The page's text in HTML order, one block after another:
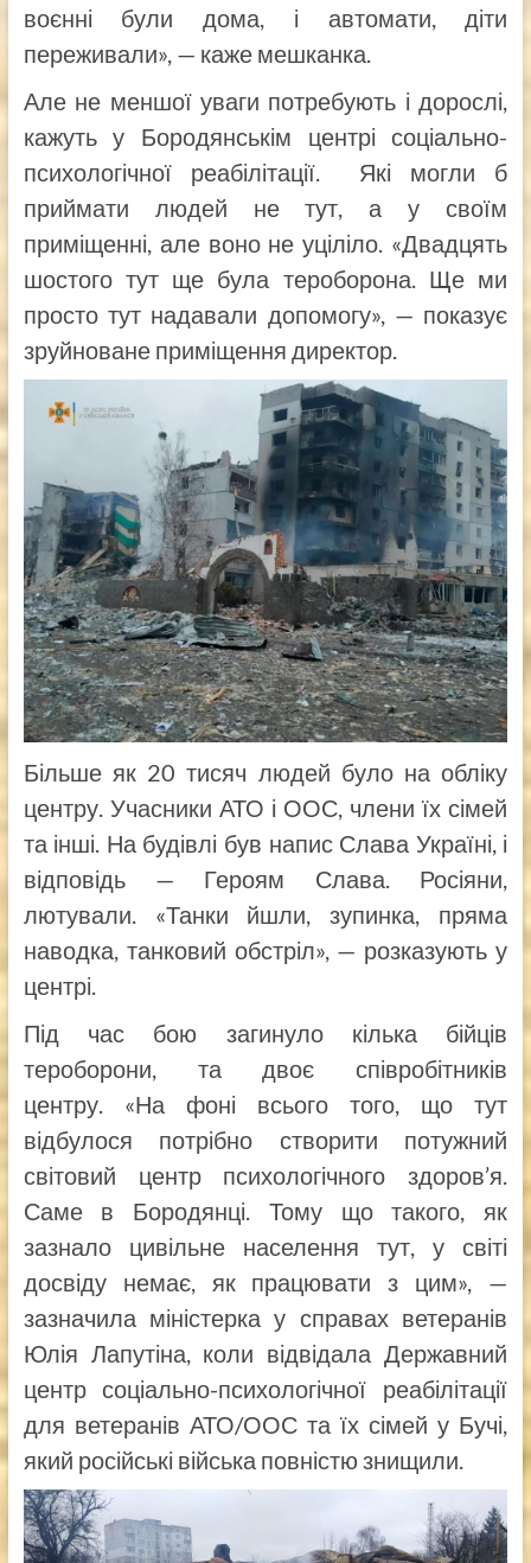
воєнні були дома, і автомати, діти
переживали», — каже мешканка.
Але не меншої уваги потребують і дорослі,
кажуть у Бородянськім центрі соціально-
психологічної реабілітації. Які могли б
приймати людей не тут, а у своїм
приміщенні, але воно не уціліло. «Двадцять
шостого тут ще була тероборона. Ще ми
просто тут надавали допомогу», — показує
зруйноване приміщення директор.
Більше як 20 тисяч людей було на обліку
центру. Учасники АТО і ООС, члени їх сімей
та інші. На будівлі був напис Слава Україні, і
відповідь — Героям Слава. Росіяни,
лютували. «Танки йшли, зупинка, пряма
наводка, танковий обстріл», — розказують у
центрі.
Під час бою загинуло кілька бійців
тероборони, та двоє співробітників
центру. «На фоні всього того, що тут
відбулося потрібно створити потужний
світовий центр психологічного здоров’я.
Саме в Бородянці. Тому що такого, як
зазнало цивільне населення тут, у світі
досвіду немає, як працювати з цим», —
зазначила міністерка у справах ветеранів
Юлія Лапутіна, коли відвідала Державний
центр соціально-психологічної реабілітації
для ветеранів АТО/ООС та їх сімей у Бучі,
який російські війська повністю знищили.